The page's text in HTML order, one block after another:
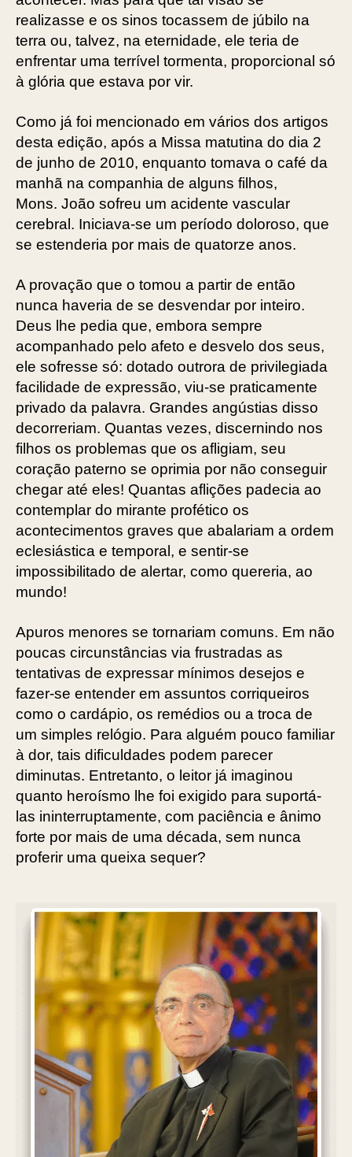
realizasse e os sinos tocassem de júbilo na
terra ou, talvez, na eternidade, ele teria de
enfrentar uma terrível tormenta, proporcional só
à glória que estava por vir.
Como já foi mencionado em vários dos artigos
desta edição, após a Missa matutina do dia 2
de junho de 2010, enquanto tomava o café da
manhã na companhia de alguns filhos,
Mons. João sofreu um acidente vascular
cerebral. Iniciava-se um período doloroso, que
se estenderia por mais de quatorze anos.
A provação que o tomou a partir de então
nunca haveria de se desvendar por inteiro.
Deus lhe pedia que, embora sempre
acompanhado pelo afeto e desvelo dos seus,
ele sofresse só: dotado outrora de privilegiada
facilidade de expressão, viu-se praticamente
privado da palavra. Grandes angústias disso
decorreriam. Quantas vezes, discernindo nos
filhos os problemas que os afligiam, seu
coração paterno se oprimia por não conseguir
chegar até eles! Quantas aflições padecia ao
contemplar do mirante profético os
acontecimentos graves que abalariam a ordem
eclesiástica e temporal, e sentir-se
impossibilitado de alertar, como quereria, ao
mundo!
Apuros menores se tornariam comuns. Em não
poucas circunstâncias via frustradas as
tentativas de expressar mínimos desejos e
fazer-se entender em assuntos corriqueiros
como o cardápio, os remédios ou a troca de
um simples relógio. Para alguém pouco familiar
à dor, tais dificuldades podem parecer
diminutas. Entretanto, o leitor já imaginou
quanto heroísmo lhe foi exigido para suportá-
las ininterruptamente, com paciência e ânimo
forte por mais de uma década, sem nunca
proferir uma queixa sequer?